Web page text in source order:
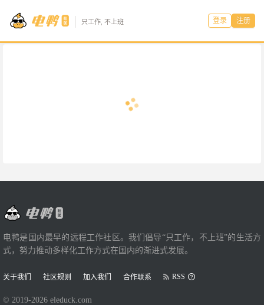
只工作, 不上班 登录 注册
电鸭是国内最早的远程工作社区。我们倡导“只工作，不上班”的生活方
式，努力推动多样化工作方式在国内的渐进式发展。
关于我们 社区规则 加入我们 合作联系 RSS
© 2019-2026 eleduck.com